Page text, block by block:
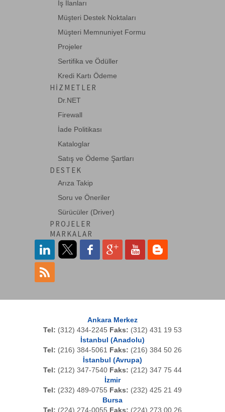
İş İlanları
Müşteri Destek Noktaları
Müşteri Memnuniyet Formu
Projeler
Sertifika ve Ödüller
Kredi Kartı Ödeme
HIZMETLER
Dr.NET
Firewall
İade Politikası
Kataloglar
Satış ve Ödeme Şartları
DESTEK
Arıza Takip
Soru ve Öneriler
Sürücüler (Driver)
PROJELER
MARKALAR
Ankara Merkez
Tel: (312) 434-2245 Faks: (312) 431 19 53
İstanbul (Anadolu)
Tel: (216) 384-5061 Faks: (216) 384 50 26
İstanbul (Avrupa)
Tel: (212) 347-7540 Faks: (212) 347 75 44
İzmir
Tel: (232) 489-0755 Faks: (232) 425 21 49
Bursa
Tel: (224) 274-0055 Faks: (224) 273 00 26